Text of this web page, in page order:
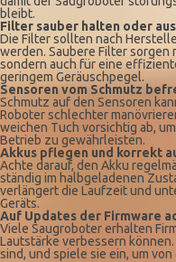
bleibt.
Filter sauber halten oder
Die Filter sollten nach
werden. Saubere Filter
sondern auch für eine
geringem Geräuschpegel.
Sensoren vom Schmutz
Schmutz auf den Sensoren
Roboter schlechter
weichen Tuch vorsichtig ab,
Betrieb zu gewährleisten.
Akkus pflegen und korrekt
Achte darauf, den Akku
ständig im halbgeladenen
verlängert die Laufzeit und
Geräts.
Auf Updates der Firmware
Viele Saugroboter erhalten
Lautstärke verbessern
sind, und spiele sie ein, um